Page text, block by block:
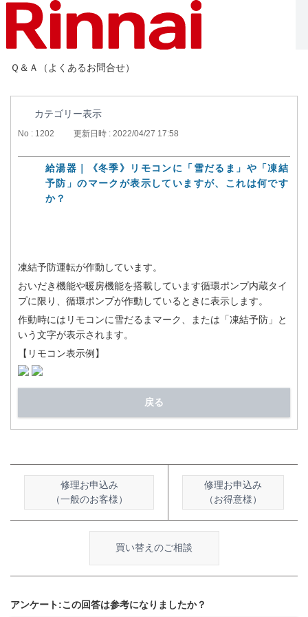
Ｑ＆Ａ（よくあるお問合せ）
カテゴリー表示
No : 1202 更新日時 : 2022/04/27 17:58
給湯器｜《冬季》リモコンに「雪だるま」や「凍結
予防」のマークが表示していますが、これは何です
か？
凍結予防運転が作動しています。
おいだき機能や暖房機能を搭載しています循環ポンプ内蔵タイ
プに限り、循環ポンプが作動しているときに表示します。
作動時にはリモコンに雪だるまマーク、または「凍結予防」と
いう文字が表示されます。
【リモコン表示例】
戻る
修理お申込み
（一般のお客様）
修理お申込み
（お得意様）
買い替えのご相談
アンケート:この回答は参考になりましたか？